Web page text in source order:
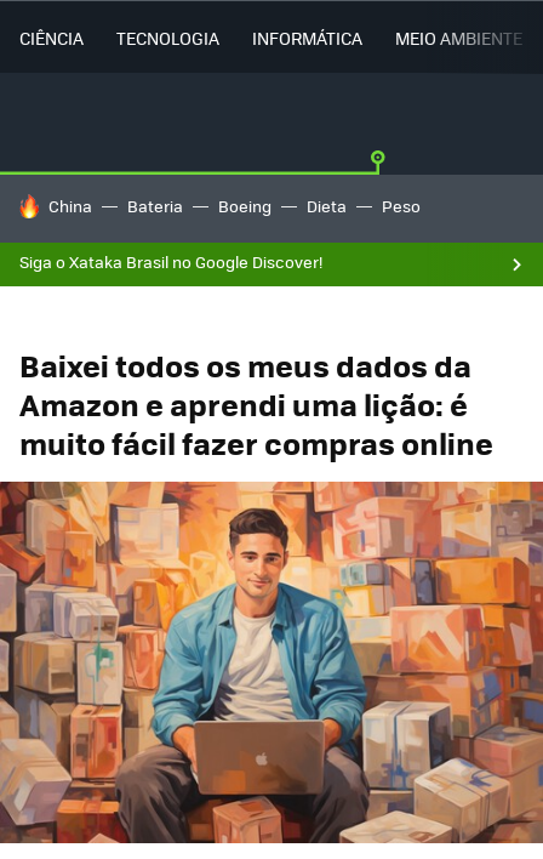
CIÊNCIA TECNOLOGIA INFORMÁTICA MEIO AMBIENTE
TENDÊNCIAS DO DIA
China Bateria Boeing Dieta Peso
Siga o Xataka Brasil no Google Discover!
Baixei todos os meus dados da
Amazon e aprendi uma lição: é
muito fácil fazer compras online